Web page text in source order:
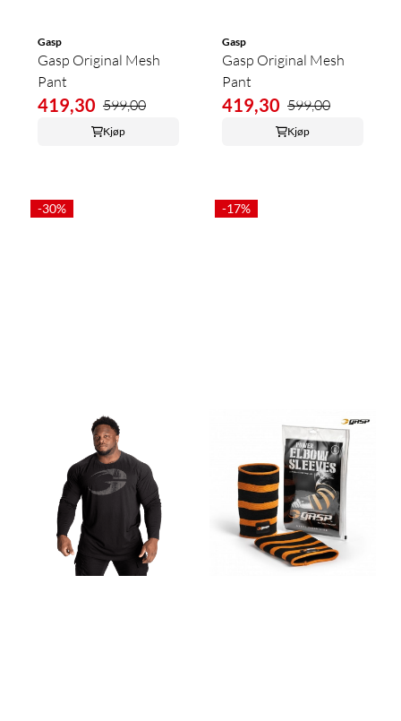
Gasp
Gasp Original Mesh
Pant
419,30 599,00
Kjøp
Gasp
Gasp Original Mesh
Pant
419,30 599,00
Kjøp
-30% -17%